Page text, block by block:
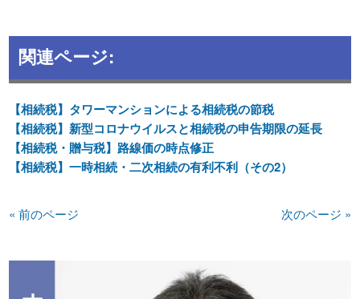
関連ページ:
【相続税】タワーマンションによる相続税の節税
【相続税】新型コロナウイルスと相続税の申告期限の延長
【相続税・贈与税】路線価の時点修正
【相続税】一時相続・二次相続の有利不利（その2）
« 前のページ 次のページ »